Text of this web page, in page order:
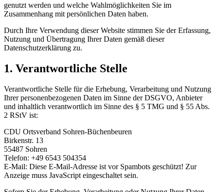
genutzt werden und welche Wahlmöglichkeiten Sie im
Zusammenhang mit persönlichen Daten haben.
Durch Ihre Verwendung dieser Website stimmen Sie der Erfassung,
Nutzung und Übertragung Ihrer Daten gemäß dieser
Datenschutzerklärung zu.
1. Verantwortliche Stelle
Verantwortliche Stelle für die Erhebung, Verarbeitung und Nutzung
Ihrer personenbezogenen Daten im Sinne der DSGVO, Anbieter
und inhaltlich verantwortlich im Sinne des § 5 TMG und § 55 Abs.
2 RStV ist:
CDU Ortsverband Sohren-Büchenbeuren
Birkenstr. 13
55487 Sohren
Telefon: +49 6543 504354
E-Mail: Diese E-Mail-Adresse ist vor Spambots geschützt! Zur
Anzeige muss JavaScript eingeschaltet sein.